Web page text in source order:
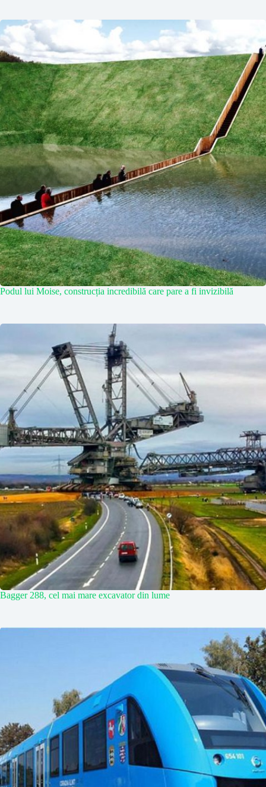
Podul lui Moise, construcția incredibilă care pare a fi invizibilă
Bagger 288, cel mai mare excavator din lume